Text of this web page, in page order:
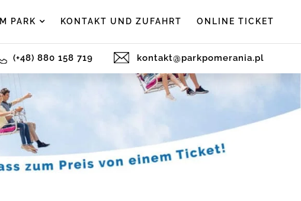
IM PARK KONTAKT UND ZUFAHRT ONLINE TICKET
(+48) 880 158 719 kontakt@parkpomerania.pl